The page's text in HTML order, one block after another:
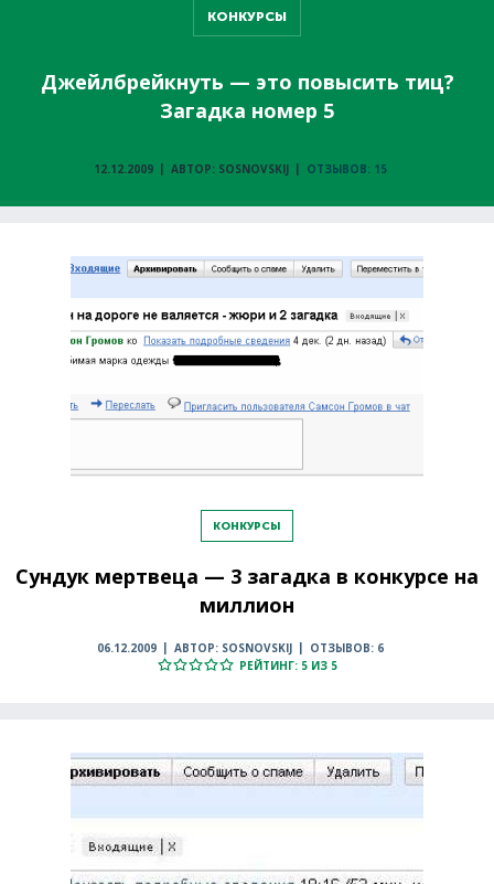
КОНКУРСЫ
Джейлбрейкнуть — это повысить тиц?
Загадка номер 5
12.12.2009 АВТОР: SOSNOVSKIJ ОТЗЫВОВ: 15
КОНКУРСЫ
Сундук мертвеца — 3 загадка в конкурсе на
миллион
06.12.2009 АВТОР: SOSNOVSKIJ
ОТЗЫВОВ: 6
РЕЙТИНГ: 5 ИЗ 5